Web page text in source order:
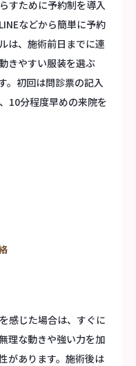
すために予約制を導入
などから簡単に予約
は、施術前日までに連
きやすい服装を選ぶ
。初回は問診票の記入
10分程度早めの来院を
感じた場合は、すぐに
理な動きや強い力を加
があります。施術後は